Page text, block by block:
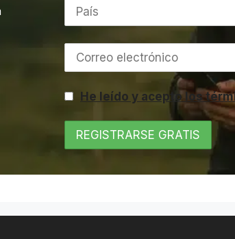
He leído y acepto los